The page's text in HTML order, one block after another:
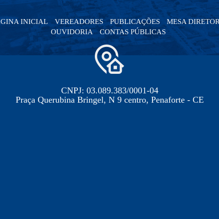
INICIAL VEREADORES PUBLICAÇÕES
MESA
OUVIDORIA
CONTAS PÚBLICAS
CNPJ: 03.089.383/0001-04
Praça Querubina Bringel, N 9 centro, Penaforte - CE